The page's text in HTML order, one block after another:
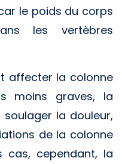
le poids du corps
les vertèbres
affecter la colonne
moins graves, la
la douleur,
de la colonne
cas, cependant, la